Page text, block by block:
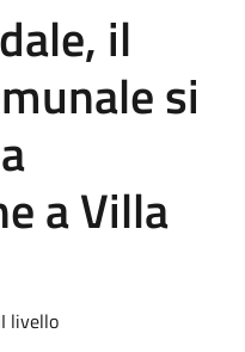
il
si
a Villa
livello